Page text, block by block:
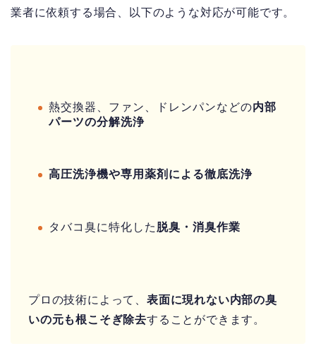
業者に依頼する場合、以下のような対応が可能です。
熱交換器、ファン、ドレンパンなどの内部
パーツの分解洗浄
高圧洗浄機や専用薬剤による徹底洗浄
タバコ臭に特化した 脱臭・消臭作業
プロの技術によって、 表面に現れない内部の臭
いの元も根こそぎ除去することができます。